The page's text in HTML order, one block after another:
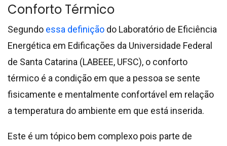
Conforto Térmico
Segundo essa definição do Laboratório de Eficiência
Energética em Edificações da Universidade Federal
de Santa Catarina (LABEEE, UFSC), o conforto
térmico é a condição em que a pessoa se sente
fisicamente e mentalmente confortável em relação
a temperatura do ambiente em que está inserida.
Este é um tópico bem complexo pois parte de